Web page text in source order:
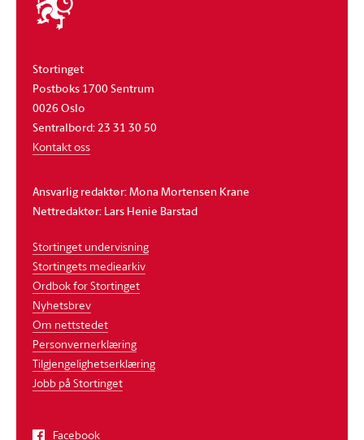
stortinget
Stortinget
Postboks 1700 Sentrum
0026 Oslo
Sentralbord: 23 31 30 50
Kontakt oss
Ansvarlig redaktør: Mona Mortensen Krane
Nettredaktør: Lars Henie Barstad
Stortinget undervisning
Stortingets mediearkiv
Ordbok for Stortinget
Nyhetsbrev
Om nettstedet
Personvernerklæring
Tilgjengelighetserklæring
Jobb på Stortinget
Facebook